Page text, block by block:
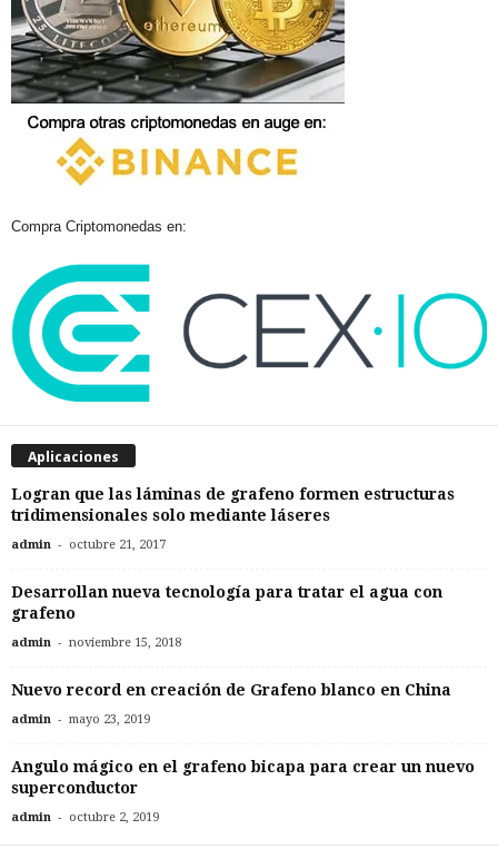
Compra Criptomonedas en:
Aplicaciones
Logran que las láminas de grafeno formen estructuras
tridimensionales solo mediante láseres
admin - octubre 21, 2017
Desarrollan nueva tecnología para tratar el agua con
grafeno
admin - noviembre 15, 2018
Nuevo record en creación de Grafeno blanco en China
admin - mayo 23, 2019
Angulo mágico en el grafeno bicapa para crear un nuevo
superconductor
admin - octubre 2, 2019